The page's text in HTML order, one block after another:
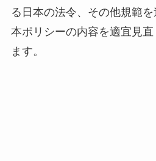
る日本の法令、その他規範を
本ポリシーの内容を適宜見
ます。